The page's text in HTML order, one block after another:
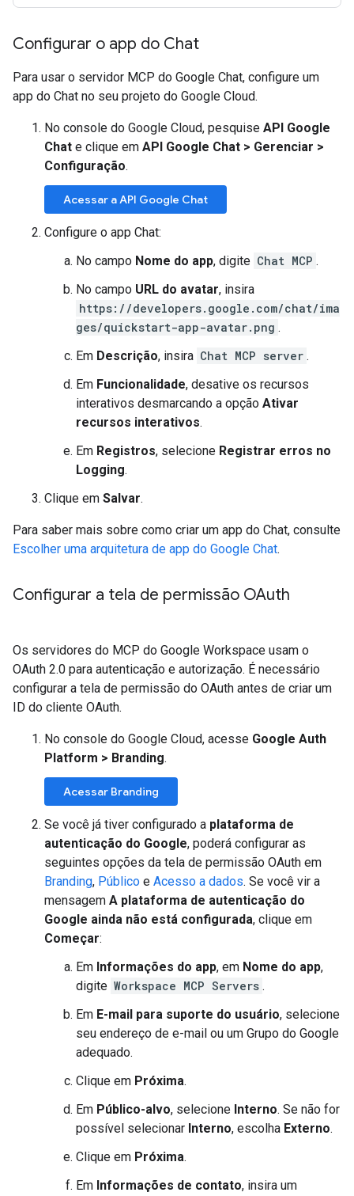
Configurar o app do Chat
Para usar o servidor MCP do Google Chat, configure um
app do Chat no seu projeto do Google Cloud.
No console do Google Cloud, pesquise API Google
Chat e clique em API Google Chat > Gerenciar >
Configuração.
Acessar a API Google Chat
Configure o app Chat:
No campo Nome do app, digite Chat MCP .
No campo URL do avatar, insira
https://developers.google.com/chat/ima
ges/quickstart-app-avatar.png .
Em Descrição, insira Chat MCP server .
Em Funcionalidade, desative os recursos
interativos desmarcando a opção Ativar
recursos interativos.
Em Registros, selecione Registrar erros no
Logging.
Clique em Salvar.
Para saber mais sobre como criar um app do Chat, consulte
Escolher uma arquitetura de app do Google Chat.
Configurar a tela de permissão OAuth
Os servidores do MCP do Google Workspace usam o
OAuth 2.0 para autenticação e autorização. É necessário
configurar a tela de permissão do OAuth antes de criar um
ID do cliente OAuth.
No console do Google Cloud, acesse Google Auth
Platform > Branding.
Acessar Branding
Se você já tiver configurado a plataforma de
autenticação do Google, poderá configurar as
seguintes opções da tela de permissão OAuth em
Branding, Público e Acesso a dados. Se você vir a
mensagem A plataforma de autenticação do
Google ainda não está configurada, clique em
Começar:
Em Informações do app, em Nome do app,
digite Workspace MCP Servers .
Em E-mail para suporte do usuário, selecione
seu endereço de e-mail ou um Grupo do Google
adequado.
Clique em Próxima.
Em Público-alvo, selecione Interno. Se não for
possível selecionar Interno, escolha Externo.
Clique em Próxima.
Em Informações de contato, insira um